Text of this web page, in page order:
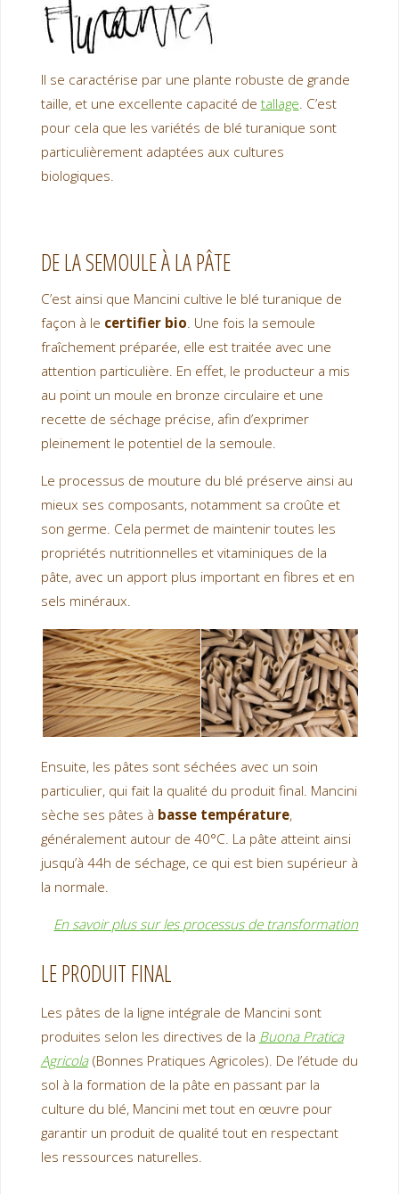
Il se caractérise par une plante robuste de grande
taille, et une excellente capacité de tallage . C’est
pour cela que les variétés de blé turanique sont
particulièrement adaptées aux cultures
biologiques.
DE LA SEMOULE À LA PÂTE
C’est ainsi que Mancini cultive le blé turanique de
façon à le certifier bio. Une fois la semoule
fraîchement préparée, elle est traitée avec une
attention particulière. En effet, le producteur a mis
au point un moule en bronze circulaire et une
recette de séchage précise, afin d’exprimer
pleinement le potentiel de la semoule.
Le processus de mouture du blé préserve ainsi au
mieux ses composants, notamment sa croûte et
son germe. Cela permet de maintenir toutes les
propriétés nutritionnelles et vitaminiques de la
pâte, avec un apport plus important en fibres et en
sels minéraux.
Ensuite, les pâtes sont séchées avec un soin
particulier, qui fait la qualité du produit final. Mancini
sèche ses pâtes à basse température,
généralement autour de 40°C. La pâte atteint ainsi
jusqu’à 44h de séchage, ce qui est bien supérieur à
la normale.
En savoir plus sur les processus de transformation
LE PRODUIT FINAL
Les pâtes de la ligne intégrale de Mancini sont
produites selon les directives de la Buona Pratica
Agricola(Bonnes Pratiques Agricoles). De l’étude du
sol à la formation de la pâte en passant par la
culture du blé, Mancini met tout en œuvre pour
garantir un produit de qualité tout en respectant
les ressources naturelles.